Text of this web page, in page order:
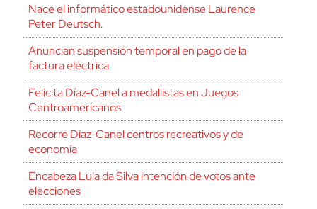
Nace el informático estadounidense Laurence
Peter Deutsch.
Anuncian suspensión temporal en pago de la
factura eléctrica
Felicita Díaz-Canel a medallistas en Juegos
Centroamericanos
Recorre Díaz-Canel centros recreativos y de
economía
Encabeza Lula da Silva intención de votos ante
elecciones